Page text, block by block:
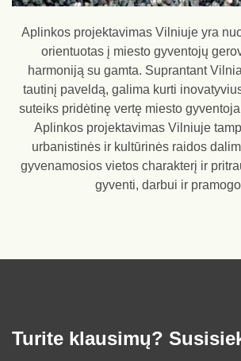
Aplinkos projektavimas Vilniuje yra
orientuotas į miesto gyventojų
harmoniją su gamta. Suprantant
tautinį paveldą, galima kurti
suteiks pridėtinę vertę miesto
Aplinkos projektavimas Vilniuje
urbanistinės ir kultūrinės raidos
gyvenamosios vietos charakterį ir
gyventi, darbui ir
Turite klausimų?